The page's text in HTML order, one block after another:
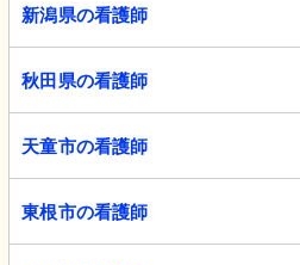
新潟県の看護師
秋田県の看護師
天童市の看護師
東根市の看護師